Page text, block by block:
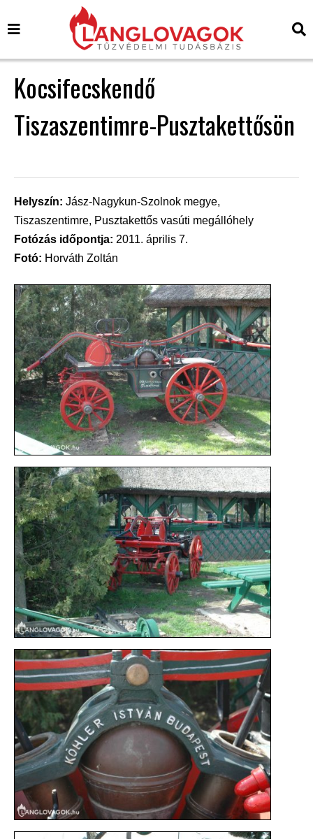
Kocsifecskendő
Tiszaszentimre-Pusztakettősön
Helyszín: Jász-Nagykun-Szolnok megye,
Tiszaszentimre, Pusztakettős vasúti megállóhely
Fotózás időpontja: 2011. április 7.
Fotó: Horváth Zoltán